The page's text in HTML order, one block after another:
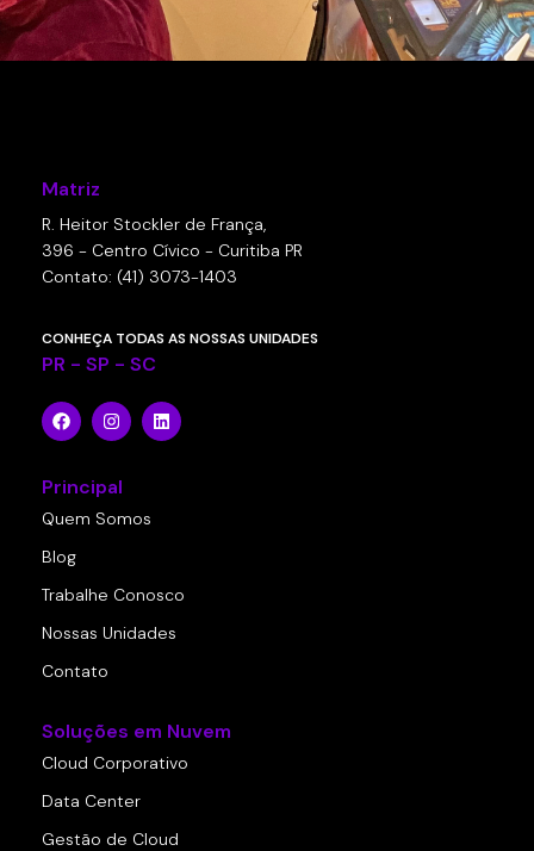
Matriz
R. Heitor Stockler de França,
396 - Centro Cívico - Curitiba PR
Contato: (41) 3073-1403
CONHEÇA TODAS AS NOSSAS UNIDADES
PR - SP - SC
Principal
Quem Somos
Blog
Trabalhe Conosco
Nossas Unidades
Contato
Soluções em Nuvem
Cloud Corporativo
Data Center
Gestão de Cloud